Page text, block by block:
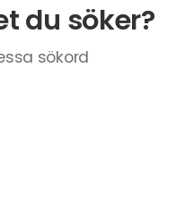
du söker?
sökord